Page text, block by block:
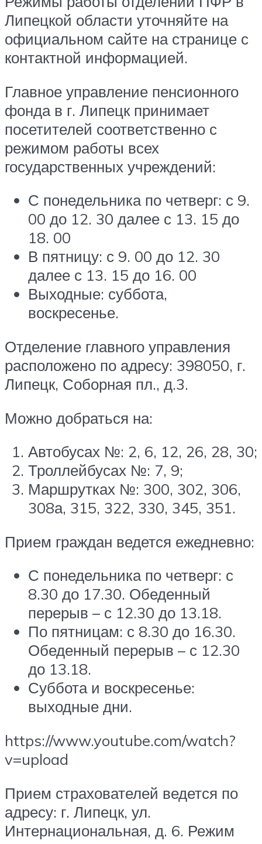
Липецкой области уточняйте на
официальном сайте на странице с
контактной информацией.
Главное управление пенсионного
фонда в г. Липецк принимает
посетителей соответственно с
режимом работы всех
государственных учреждений:
С понедельника по четверг: с 9.
00 до 12. 30 далее с 13. 15 до
18. 00
В пятницу: с 9. 00 до 12. 30
далее с 13. 15 до 16. 00
Выходные: суббота,
воскресенье.
Отделение главного управления
расположено по адресу: 398050, г.
Липецк, Соборная пл., д.3.
Можно добраться на:
Автобусах №: 2, 6, 12, 26, 28, 30;
Троллейбусах №: 7, 9;
Маршрутках №: 300, 302, 306,
308а, 315, 322, 330, 345, 351.
Прием граждан ведется ежедневно:
С понедельника по четверг: с
8.30 до 17.30. Обеденный
перерыв – с 12.30 до 13.18.
По пятницам: с 8.30 до 16.30.
Обеденный перерыв – с 12.30
до 13.18.
Суббота и воскресенье:
выходные дни.
https://www.youtube.com/watch?
v=upload
Прием страхователей ведется по
адресу: г. Липецк, ул.
Интернациональная, д. 6. Режим